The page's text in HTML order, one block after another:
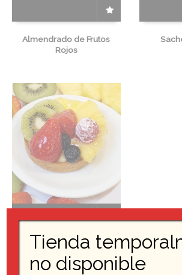
Almendrado de Frutos
Rojos
Tartaleta de Frutas
Tienda
no disponible